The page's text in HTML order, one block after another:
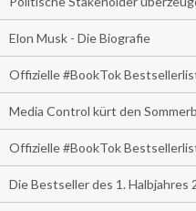
Elon Musk - Die Biografie
Offizielle #BookTok
Media Control kürt den
Offizielle #BookTok
Die Bestseller des 1. Halbjahres